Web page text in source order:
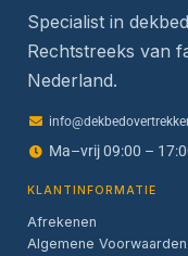
Specialist in
Rechtstreeks van
Nederland.
Ma–vrij 09:00 –
KLANTINFORMATIE
Afrekenen
Algemene Voorwaarden